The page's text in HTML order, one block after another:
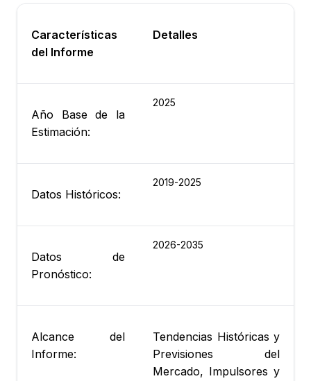
Características
del Informe
Detalles
Año Base de la
Estimación:
2025
Datos Históricos:
2019-2025
Datos de
Pronóstico:
2026-2035
Alcance del
Informe:
Tendencias Históricas y
Previsiones del
Mercado, Impulsores y